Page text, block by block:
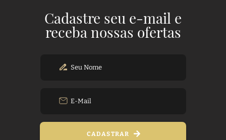
Cadastre seu e-mail e
receba nossas ofertas
CADASTRAR